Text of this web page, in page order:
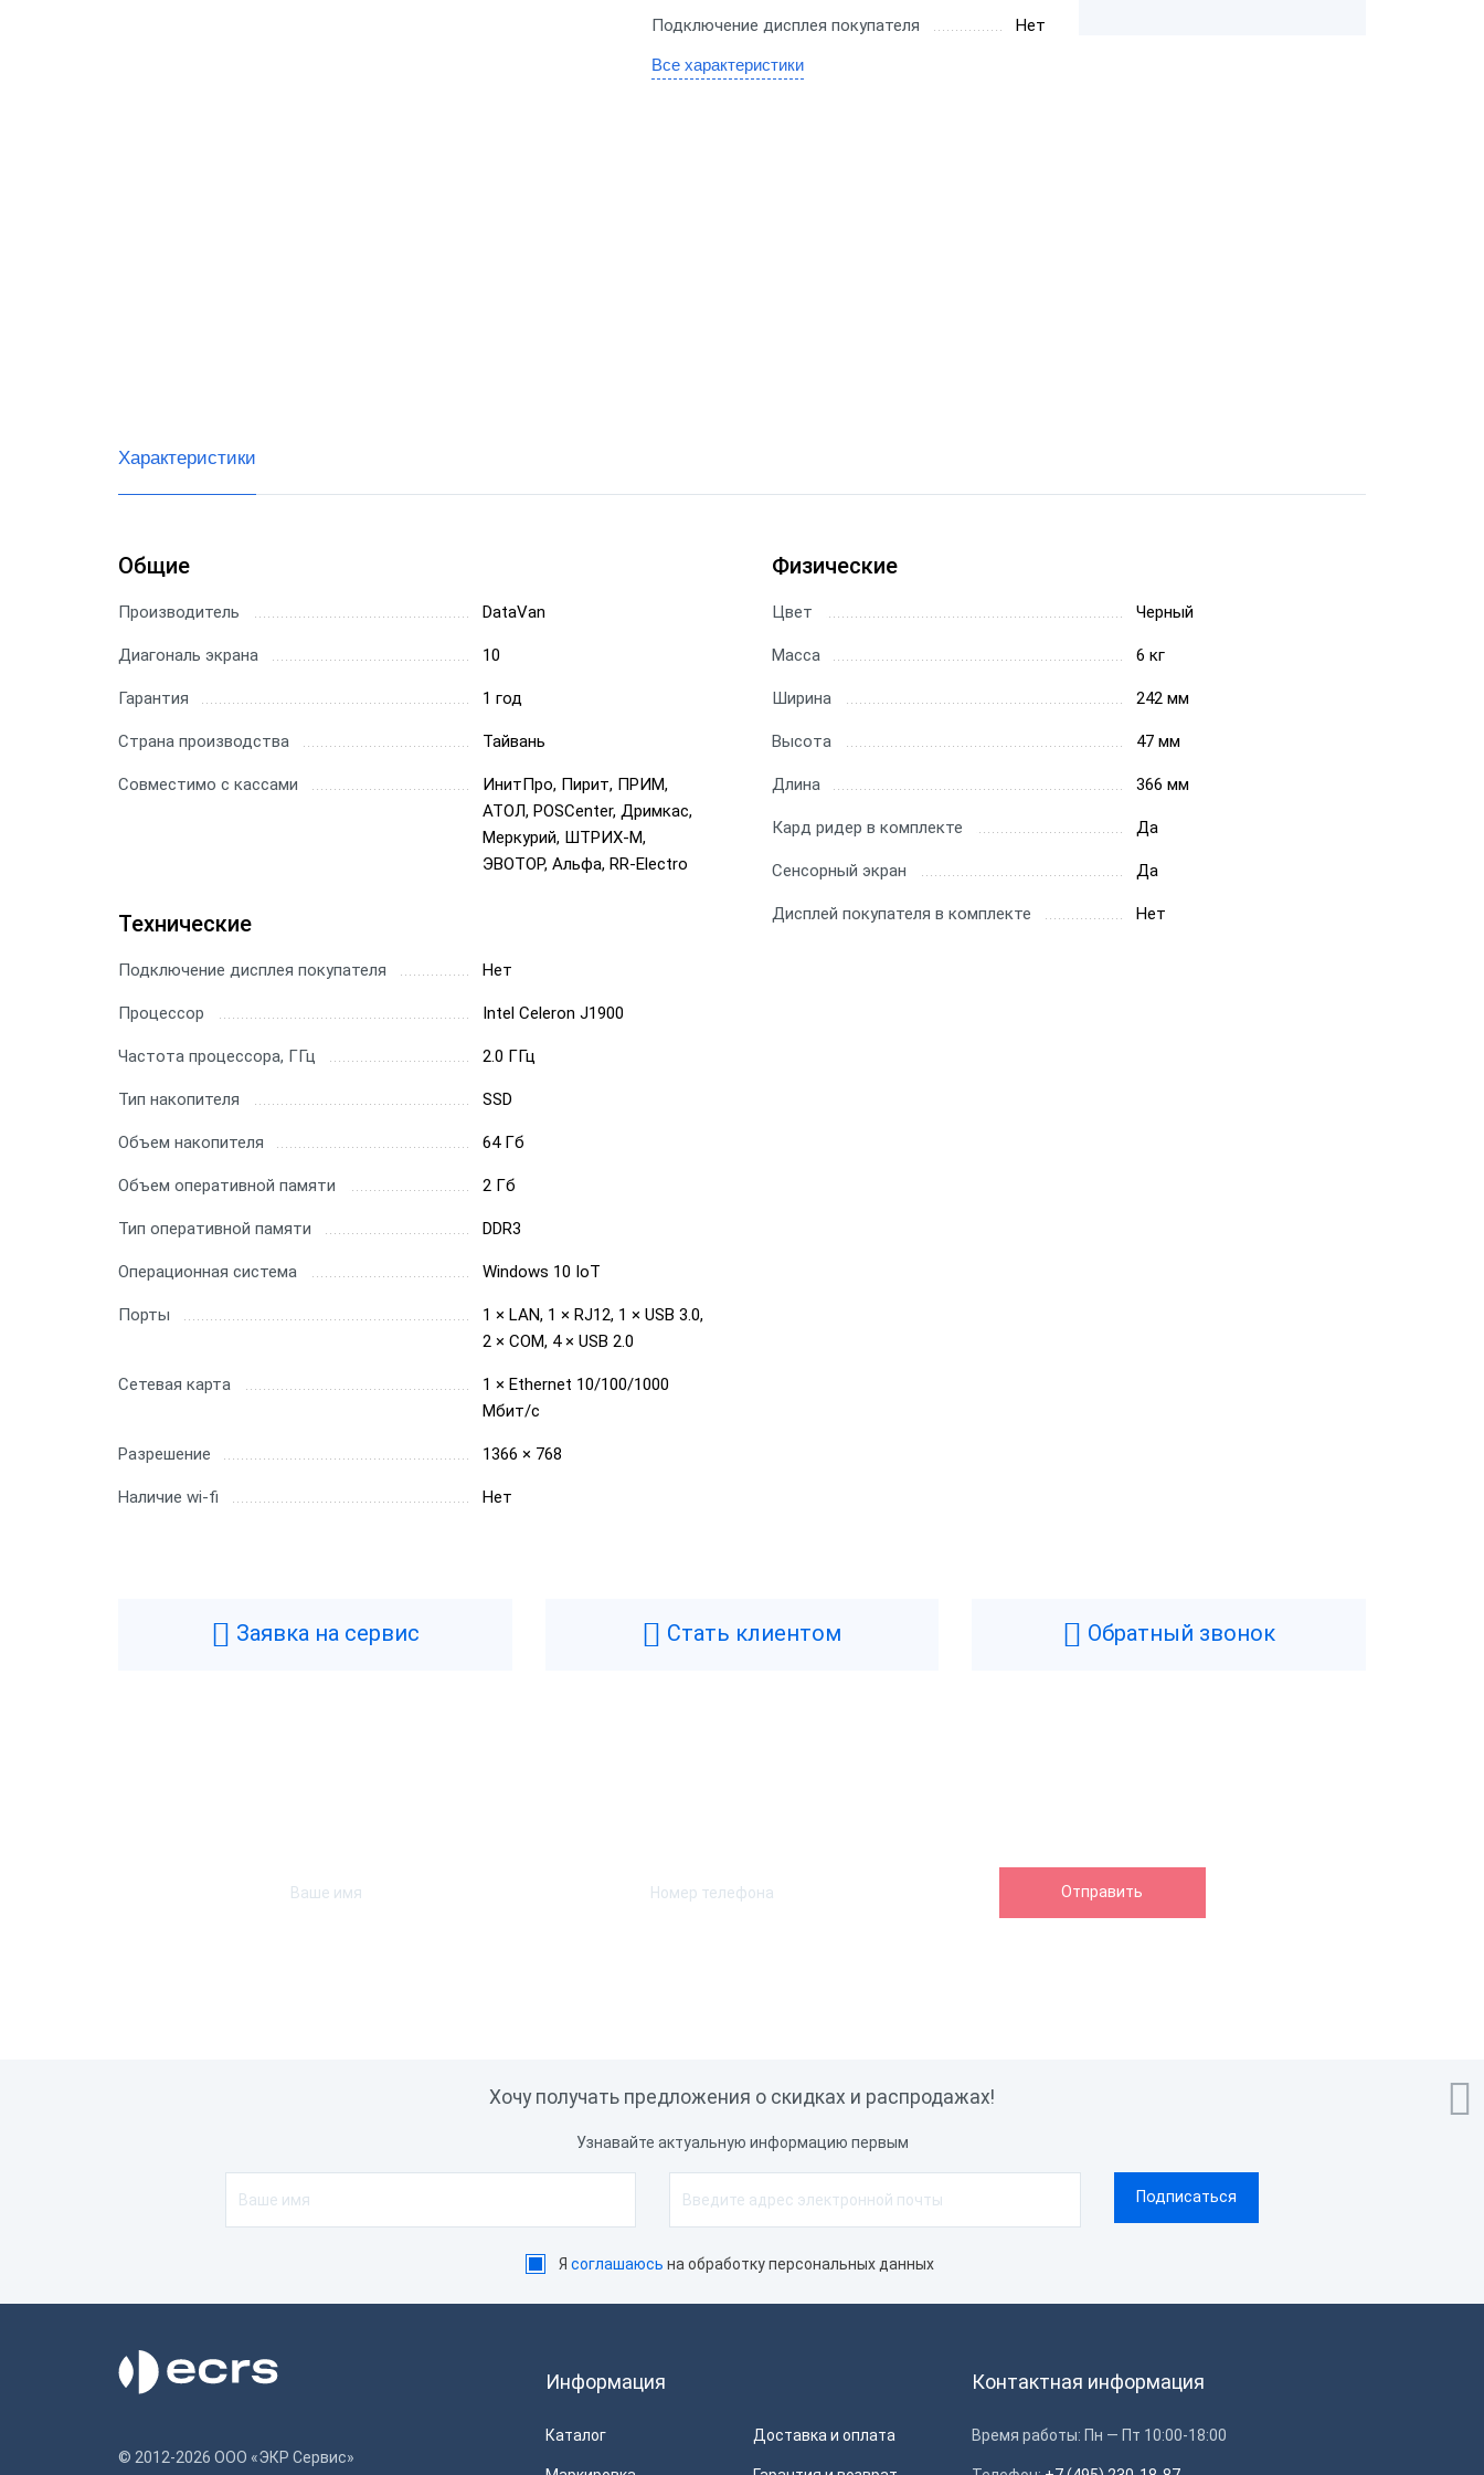
Подключение дисплея покупателя Нет
Все характеристики
Характеристики
Общие
Производитель DataVan
Диагональ экрана 10
Гарантия 1 год
Страна производства Тайвань
Совместимо с кассами
ИнитПро, Пирит, ПРИМ,
АТОЛ, POSCenter, Дримкас,
Меркурий, ШТРИХ-М,
ЭВОТОР, Альфа, RR-Electro
Технические
Подключение дисплея покупателя Нет
Процессор Intel Celeron J1900
Частота процессора, ГГц 2.0 ГГц
Тип накопителя SSD
Объем накопителя 64 Гб
Объем оперативной памяти 2 Гб
Тип оперативной памяти DDR3
Операционная система Windows 10 IoT
Порты
1 × LAN, 1 × RJ12, 1 × USB 3.0,
2 × COM, 4 × USB 2.0
Сетевая карта
1 × Ethernet 10/100/1000
Мбит/с
Разрешение 1366 × 768
Наличие wi-fi Нет
Физические
Цвет Черный
Масса 6 кг
Ширина 242 мм
Высота 47 мм
Длина 366 мм
Кард ридер в комплекте Да
Сенсорный экран Да
Дисплей покупателя в комплекте Нет
Заявка на сервис Стать клиентом Обратный звонок

Хочу получать предложения о скидках и распродажах!
Узнавайте актуальную информацию первым
Я соглашаюсь на обработку персональных данных
© 2012-2026 ООО «ЭКР Сервис»
Информация
Каталог Доставка и оплата
Контактная информация
Время работы: Пн — Пт 10:00-18:00